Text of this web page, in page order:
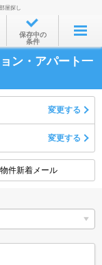
屋探し
保存中の
条件
ン・アパート一
変更する
変更する
物件新着メール